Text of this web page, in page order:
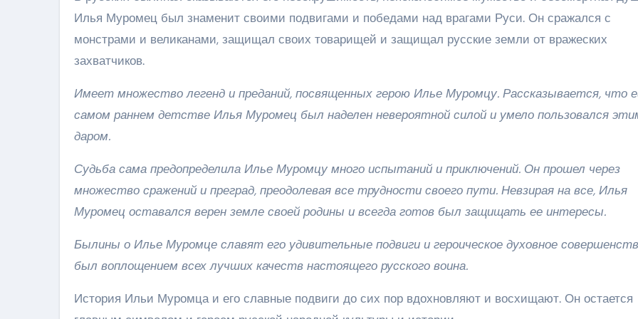
Илья Муромец был знаменит своими подвигами и победами над врагами Руси. Он сражался с
монстрами и великанами, защищал своих товарищей и защищал русские земли от вражеских
захватчиков.
Имеет множество легенд и преданий, посвященных герою Илье Муромцу. Рассказывается, что
самом раннем детстве Илья Муромец был наделен невероятной силой и умело пользовался
даром.
Судьба сама предопределила Илье Муромцу много испытаний и приключений. Он прошел через
множество сражений и преград, преодолевая все трудности своего пути. Невзирая на все, Илья
Муромец оставался верен земле своей родины и всегда готов был защищать ее интересы.
Былины о Илье Муромце славят его удивительные подвиги и героическое духовное
был воплощением всех лучших качеств настоящего русского воина.
История Ильи Муромца и его славные подвиги до сих пор вдохновляют и восхищают. Он остается